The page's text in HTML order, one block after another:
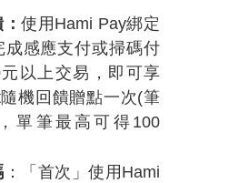
：使用 Hami Pay綁定
成感應支付或掃碼付
元以上交易，即可享
隨機回饋贈點一次(筆
單筆最高可得100
：「首次」使用 Hami